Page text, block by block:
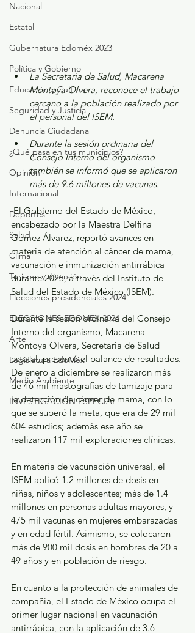
Nacional
Estatal
Gubernatura Edoméx 2023
Política y Gobierno
Educación y Cultura
Seguridad y Justicia
Denuncia Ciudadana
¿Qué pasa en tus municipios?
Opinión
Internacional
Deportes
Salud
Clima
Turismo y diversión
Elecciones presidenciales 2024
ELECCIONES EDOMEX 2024
Arte
Legislatura EdoMéx
Medio Ambiente
INVESTIGACIÓN ESPECIAL
La Secretaria de Salud, Macarena
Montoya Olvera, reconoce el trabajo
cercano a la población realizado por
el personal del ISEM.
Durante la sesión ordinaria del
Consejo Interno del organismo
también se informó que se aplicaron
más de 9.6 millones de vacunas.
El Gobierno del Estado de México,
encabezado por la Maestra Delfina
Gómez Álvarez, reportó avances en
materia de atención al cáncer de mama,
vacunación e inmunización antirrábica
durante 2025, a través del Instituto de
Salud del Estado de México (ISEM).
Durante la sesión ordinaria del Consejo
Interno del organismo, Macarena
Montoya Olvera, Secretaria de Salud
estatal, presentó el balance de resultados.
De enero a diciembre se realizaron más
de 46 mil mastografías de tamizaje para
la detección de cáncer de mama, con lo
que se superó la meta, que era de 29 mil
604 estudios; además ese año se
realizaron 117 mil exploraciones clínicas.
En materia de vacunación universal, el
ISEM aplicó 1.2 millones de dosis en
niñas, niños y adolescentes; más de 1.4
millones en personas adultas mayores, y
475 mil vacunas en mujeres embarazadas
y en edad fértil. Asimismo, se colocaron
más de 900 mil dosis en hombres de 20 a
49 años y en población de riesgo.
En cuanto a la protección de animales de
compañía, el Estado de México ocupa el
primer lugar nacional en vacunación
antirrábica, con la aplicación de 3.6